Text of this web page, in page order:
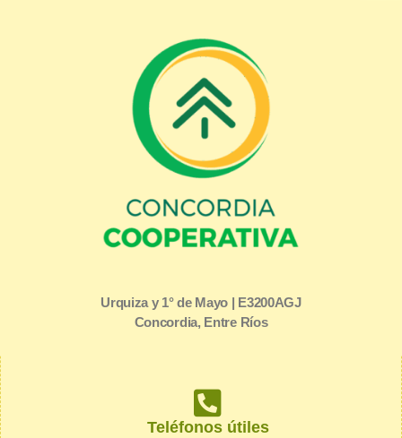
Urquiza y 1° de Mayo | E3200AGJ
Concordia, Entre Ríos
Teléfonos útiles